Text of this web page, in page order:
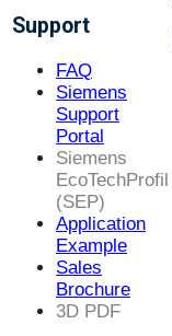
Support
FAQ
Siemens
Support
Portal
Siemens
EcoTechProfil
(SEP)
Application
Example
Sales
Brochure
3D PDF